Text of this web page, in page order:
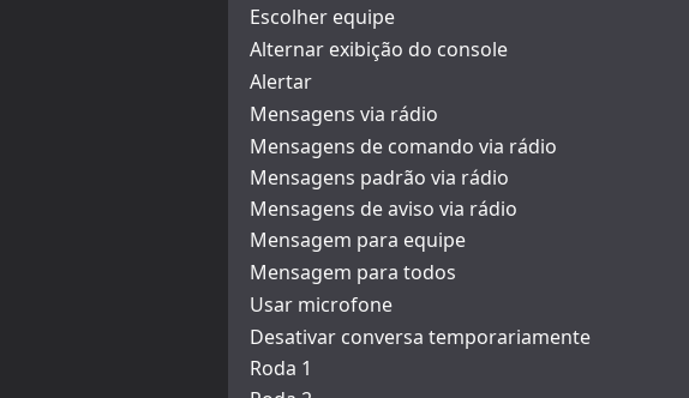
Escolher equipe
Alternar exibição do console
Alertar
Mensagens via rádio
Mensagens de comando via rádio
Mensagens padrão via rádio
Mensagens de aviso via rádio
Mensagem para equipe
Mensagem para todos
Usar microfone
Desativar conversa temporariamente
Roda 1